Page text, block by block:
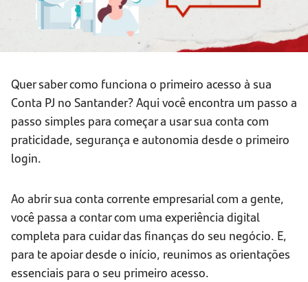
Quer saber como funciona o primeiro acesso à sua
Conta PJ no Santander? Aqui você encontra um passo a
passo simples para começar a usar sua conta com
praticidade, segurança e autonomia desde o primeiro
login.
Ao abrir sua conta corrente empresarial com a gente,
você passa a contar com uma experiência digital
completa para cuidar das finanças do seu negócio. E,
para te apoiar desde o início, reunimos as orientações
essenciais para o seu primeiro acesso.